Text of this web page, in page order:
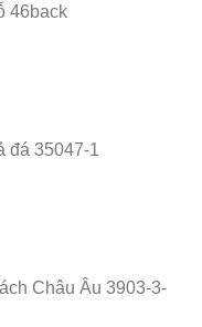
46back
đá 35047-1
Châu Âu 3903-3-